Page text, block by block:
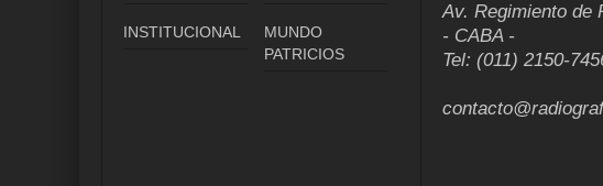
INSTITUCIONAL
MUNDO
PATRICIOS
Av. Regimiento de
- CABA -
Tel: (011) 2150-